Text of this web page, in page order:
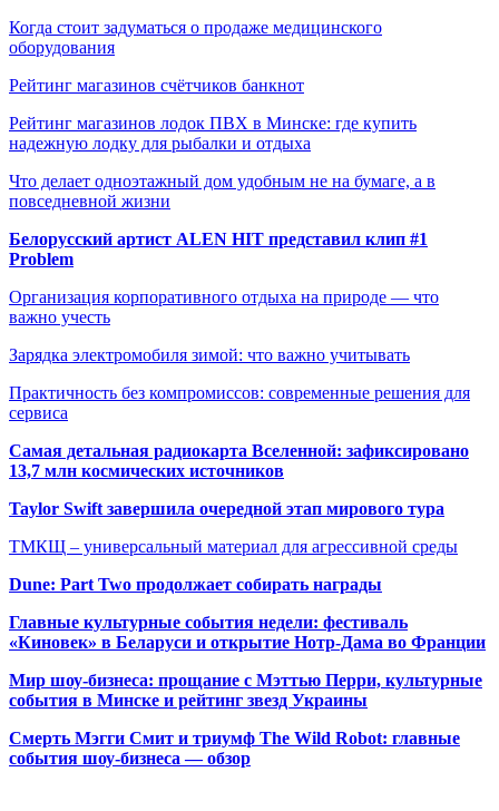
Когда стоит задуматься о продаже медицинского
оборудования
Рейтинг магазинов счётчиков банкнот
Рейтинг магазинов лодок ПВХ в Минске: где купить
надежную лодку для рыбалки и отдыха
Что делает одноэтажный дом удобным не на бумаге, а в
повседневной жизни
Белорусский артист ALEN HIT представил клип #1
Problem
Организация корпоративного отдыха на природе — что
важно учесть
Зарядка электромобиля зимой: что важно учитывать
Практичность без компромиссов: современные решения для
сервиса
Самая детальная радиокарта Вселенной: зафиксировано
13,7 млн космических источников
Taylor Swift завершила очередной этап мирового тура
ТМКЩ – универсальный материал для агрессивной среды
Dune: Part Two продолжает собирать награды
Главные культурные события недели: фестиваль
«Киновек» в Беларуси и открытие Нотр-Дама во Франции
Мир шоу-бизнеса: прощание с Мэттью Перри, культурные
события в Минске и рейтинг звезд Украины
Смерть Мэгги Смит и триумф The Wild Robot: главные
события шоу-бизнеса — обзор